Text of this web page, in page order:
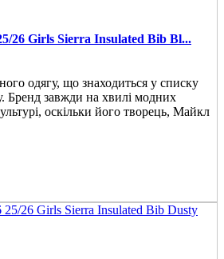
26 Girls Sierra Insulated Bib Bl...
одягу, що знаходиться у списку
Бренд завжди на хвилі модних
оскільки його творець, Майкл